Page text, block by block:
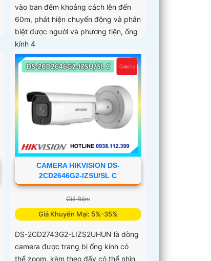
vào ban đêm khoảng cách lên đến
60m, phát hiện chuyển động và phân
biệt được người và phương tiện, ống
kính 4
CAMERA HIKVISION DS-
2CD2646G2-IZSU/SL C
Giá Bán:
Giá Khuyến Mại: 5%-35%
DS-2CD2743G2-LIZS2UHUN là dòng
camera được trang bị ống kính có
thể zoom, kèm theo đấy có thể nhìn